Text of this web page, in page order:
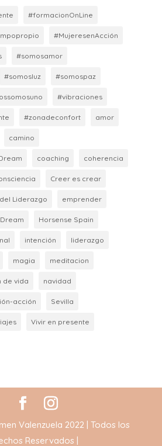
#formacionOnLine
#MujeresenAcción
#somosamor
#somosluz #somospaz
#vibraciones
#zonadeconfort amor
camino
coaching coherencia
Creer es crear
Liderazgo emprender
Horsense Spain
intención liderazgo
magia meditacion
de vida navidad
acción Sevilla
Vivir en presente
Valenzuela 2022 | Todos los
Reservados |